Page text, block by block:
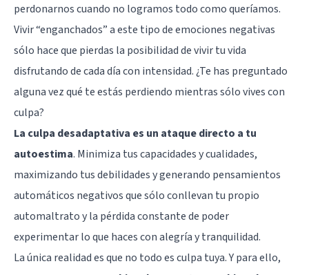
perdonarnos cuando no logramos todo como queríamos.
Vivir “enganchados” a este tipo de emociones negativas
sólo hace que pierdas la posibilidad de vivir tu vida
disfrutando de cada día con intensidad. ¿Te has preguntado
alguna vez qué te estás perdiendo mientras sólo vives con
culpa?
La culpa desadaptativa es un ataque directo a tu
autoestima. Minimiza tus capacidades y cualidades,
maximizando tus debilidades y generando pensamientos
automáticos negativos que sólo conllevan tu propio
automaltratoy la pérdida constante de poder
experimentar lo que haces con alegría y tranquilidad.
La única realidad es que no todo es culpa tuya. Y para ello,